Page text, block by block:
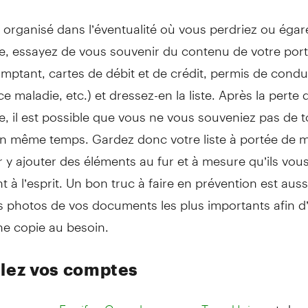
dans l’éventualité où vous perdriez ou
essayez de vous souvenir du contenu de votre
cartes de débit et de crédit, permis de
maladie, etc.) et dressez-en la liste. Après la perte
il est possible que vous ne vous souveniez pas de
même temps. Gardez donc votre liste à portée de
ajouter des éléments au fur et à mesure qu’ils
à l’esprit. Un bon truc à faire en prévention est
photos de vos documents les plus importants afin
copie au besoin.
vos comptes